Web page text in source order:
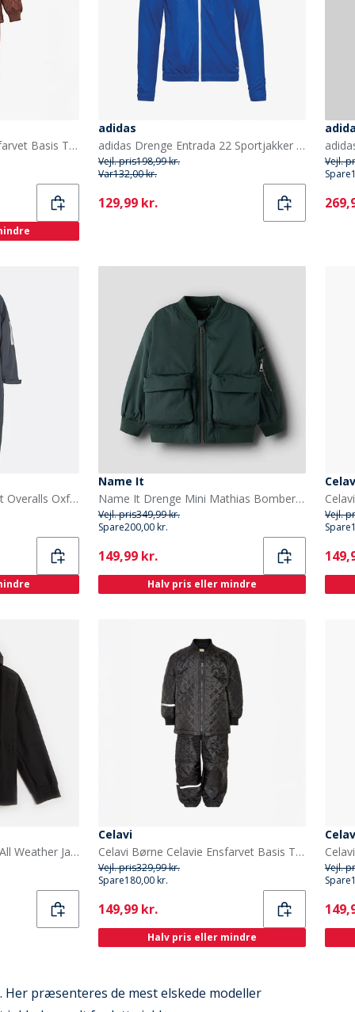
Celavi Børne Celavie Ensfarvet Basis Termosæt Tortoise Shell
adidas
adidas Drenge Entrada 22 Sportjakker Kongeblå
Vejl. pris198,99 kr.
Var132,00 kr.
Current
129,99 kr.
Vejl.
Spare
True North Børn Vandtæt Overalls Oxford Snedragt Nattehimmel
Name It
Name It Drenge Mini Mathias Bomber Jakke Green Gables
Vejl. pris349,99 kr.
Spare200,00 kr.
Current
149,99 kr.
Halv pris eller mindre
Vejl.
Spare
adidas Junior Entrada 22 All Weather Jakke Sort
Celavi
Celavi Børne Celavie Ensfarvet Basis Termosæt Sort
Vejl. pris329,99 kr.
Spare180,00 kr.
Current
149,99 kr.
Halv pris eller mindre
Vejl.
Spare
præsenteres de mest elskede modeller